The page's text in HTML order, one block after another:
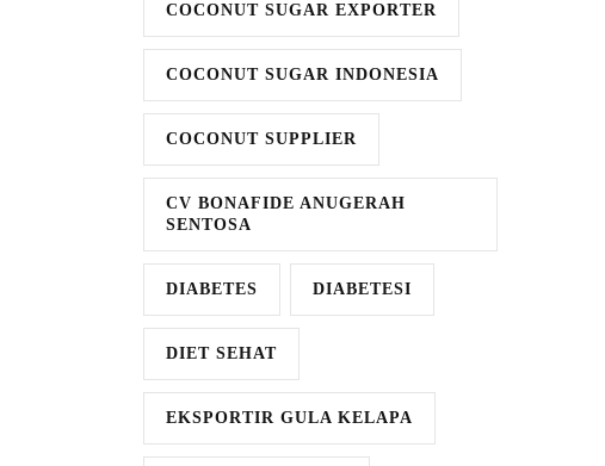
COCONUT SUGAR EXPORTER
COCONUT SUGAR INDONESIA
COCONUT SUPPLIER
CV BONAFIDE ANUGERAH
SENTOSA
DIABETES DIABETESI
DIET SEHAT
EKSPORTIR GULA KELAPA